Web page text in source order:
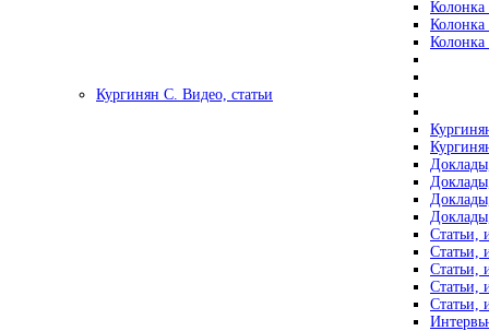
Колонка
Колонка
Колонка
Кургинян С. Видео, статьи
Статьи,
Статьи,
Статьи,
Статьи,
Статьи,